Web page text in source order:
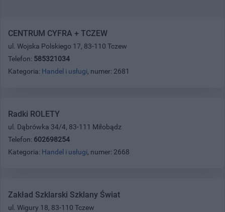
CENTRUM CYFRA + TCZEW
ul. Wojska Polskiego 17, 83-110 Tczew
Telefon: 585321034
Kategoria: Handel i usługi, numer: 2681
Radki ROLETY
ul. Dąbrówka 34/4, 83-111 Miłobądz
Telefon: 602698254
Kategoria: Handel i usługi, numer: 2668
Zakład Szklarski Szklany Świat
ul. Wigury 18, 83-110 Tczew